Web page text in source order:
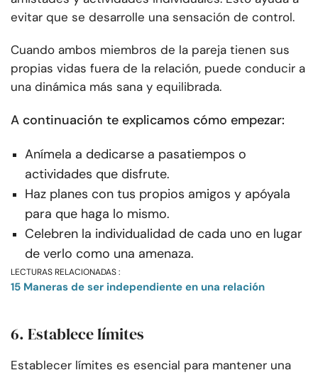
evitar que se desarrolle una sensación de control.
Cuando ambos miembros de la pareja tienen sus
propias vidas fuera de la relación, puede conducir a
una dinámica más sana y equilibrada.
A continuación te explicamos cómo empezar:
Anímela a dedicarse a pasatiempos o
actividades que disfrute.
Haz planes con tus propios amigos y apóyala
para que haga lo mismo.
Celebren la individualidad de cada uno en lugar
de verlo como una amenaza.
LECTURAS RELACIONADAS :
15 Maneras de ser independiente en una relación
6. Establece límites
Establecer límites es esencial para mantener una